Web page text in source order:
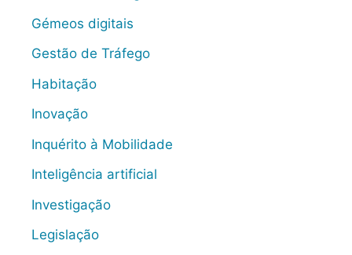
Gémeos digitais
Gestão de Tráfego
Habitação
Inovação
Inquérito à Mobilidade
Inteligência artificial
Investigação
Legislação